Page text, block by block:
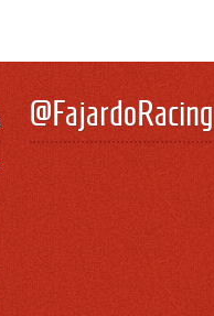
@FajardoRacing